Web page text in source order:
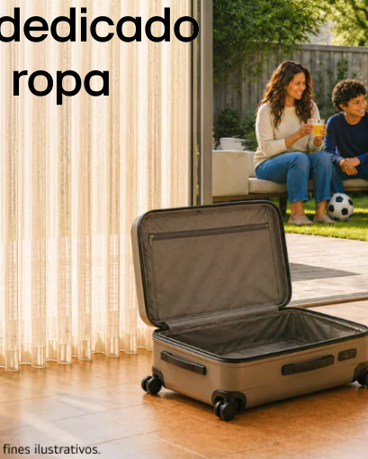
ropa